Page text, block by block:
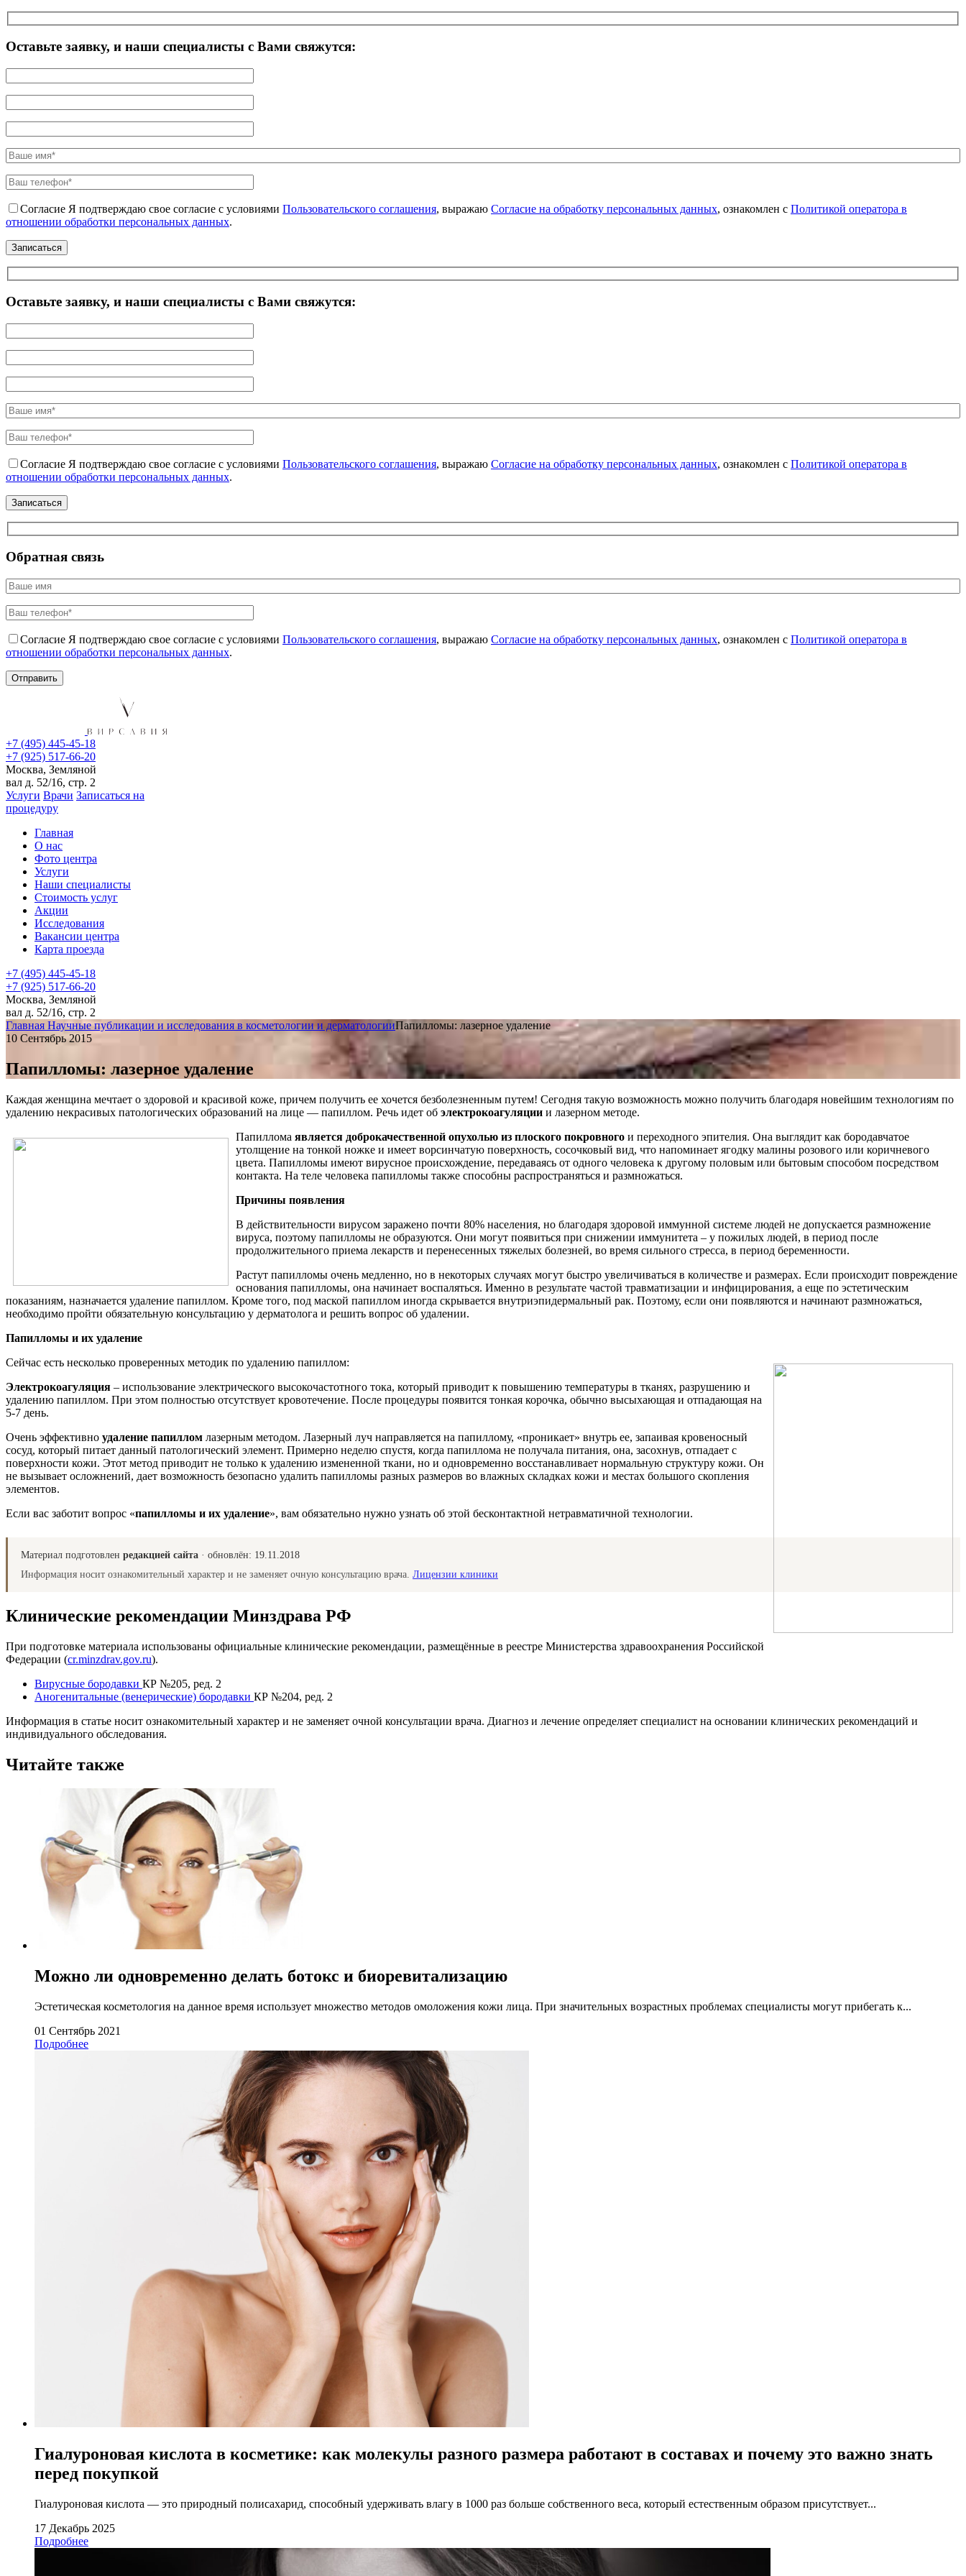
Оставьте заявку, и наши специалисты с Вами свяжутся:
Согласие Я подтверждаю свое согласие с условиями Пользовательского соглашения, выражаю Согласие на обработку персональных данных, ознакомлен с Политикой оператора в
отношении обработки персональных данных.
Оставьте заявку, и наши специалисты с Вами свяжутся:
Согласие Я подтверждаю свое согласие с условиями Пользовательского соглашения, выражаю Согласие на обработку персональных данных, ознакомлен с Политикой оператора в
отношении обработки персональных данных.
Обратная связь
Согласие Я подтверждаю свое согласие с условиями Пользовательского соглашения, выражаю Согласие на обработку персональных данных, ознакомлен с Политикой оператора в
отношении обработки персональных данных.
+7 (495) 445-45-18
+7 (925) 517-66-20
Москва, Земляной
вал д. 52/16, стр. 2
Услуги Врачи Записаться на
процедуру
Главная
О нас
Фото центра
Услуги
Наши специалисты
Стоимость услуг
Акции
Исследования
Вакансии центра
Карта проезда
+7 (495) 445-45-18
+7 (925) 517-66-20
Москва, Земляной
вал д. 52/16, стр. 2
Главная Научные публикации и исследования в косметологии и дерматологииПапилломы: лазерное удаление
10 Сентябрь 2015
Папилломы: лазерное удаление
Каждая женщина мечтает о здоровой и красивой коже, причем получить ее хочется безболезненным путем! Сегодня такую возможность можно получить благодаря новейшим технологиям по
удалению некрасивых патологических образований на лице — папиллом. Речь идет об электрокоагуляции и лазерном методе.
Папиллома является доброкачественной опухолью из плоского покровного и переходного эпителия. Она выглядит как бородавчатое
утолщение на тонкой ножке и имеет ворсинчатую поверхность, сосочковый вид, что напоминает ягодку малины розового или коричневого
цвета. Папилломы имеют вирусное происхождение, передаваясь от одного человека к другому половым или бытовым способом посредством
контакта. На теле человека папилломы также способны распространяться и размножаться.
Причины появления
В действительности вирусом заражено почти 80% населения, но благодаря здоровой иммунной системе людей не допускается размножение
вируса, поэтому папилломы не образуются. Они могут появиться при снижении иммунитета – у пожилых людей, в период после
продолжительного приема лекарств и перенесенных тяжелых болезней, во время сильного стресса, в период беременности.
Растут папилломы очень медленно, но в некоторых случаях могут быстро увеличиваться в количестве и размерах. Если происходит повреждение
основания папилломы, она начинает воспаляться. Именно в результате частой травматизации и инфицирования, а еще по эстетическим
показаниям, назначается удаление папиллом. Кроме того, под маской папиллом иногда скрывается внутриэпидермальный рак. Поэтому, если они появляются и начинают размножаться,
необходимо пройти обязательную консультацию у дерматолога и решить вопрос об удалении.
Папилломы и их удаление
Сейчас есть несколько проверенных методик по удалению папиллом:
Электрокоагуляция – использование электрического высокочастотного тока, который приводит к повышению температуры в тканях, разрушению и
удалению папиллом. При этом полностью отсутствует кровотечение. После процедуры появится тонкая корочка, обычно высыхающая и отпадающая на
5-7 день.
Очень эффективно удаление папиллом лазерным методом. Лазерный луч направляется на папиллому, «проникает» внутрь ее, запаивая кровеносный
сосуд, который питает данный патологический элемент. Примерно неделю спустя, когда папиллома не получала питания, она, засохнув, отпадает с
поверхности кожи. Этот метод приводит не только к удалению измененной ткани, но и одновременно восстанавливает нормальную структуру кожи. Он
не вызывает осложнений, дает возможность безопасно удалить папилломы разных размеров во влажных складках кожи и местах большого скопления
элементов.
Если вас заботит вопрос «папилломы и их удаление», вам обязательно нужно узнать об этой бесконтактной нетравматичной технологии.
Материал подготовлен редакцией сайта · обновлён: 19.11.2018
Информация носит ознакомительный характер и не заменяет очную консультацию врача. Лицензии клиники
Клинические рекомендации Минздрава РФ
При подготовке материала использованы официальные клинические рекомендации, размещённые в реестре Министерства здравоохранения Российской
Федерации (cr.minzdrav.gov.ru).
Вирусные бородавки КР №205, ред. 2
Аногенитальные (венерические) бородавки КР №204, ред. 2
Информация в статье носит ознакомительный характер и не заменяет очной консультации врача. Диагноз и лечение определяет специалист на основании клинических рекомендаций и
индивидуального обследования.
Читайте также
Можно ли одновременно делать ботокс и биоревитализацию
Эстетическая косметология на данное время использует множество методов омоложения кожи лица. При значительных возрастных проблемах специалисты могут прибегать к...
01 Сентябрь 2021
Подробнее
Гиалуроновая кислота в косметике: как молекулы разного размера работают в составах и почему это важно знать
перед покупкой
Гиалуроновая кислота — это природный полисахарид, способный удерживать влагу в 1000 раз больше собственного веса, который естественным образом присутствует...
17 Декабрь 2025
Подробнее